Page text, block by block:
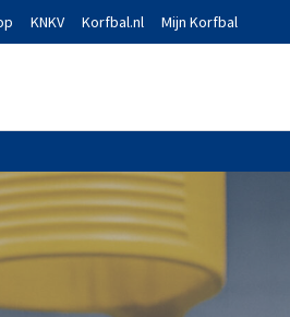
KNKV Korfbal.nl Mijn Korfbal